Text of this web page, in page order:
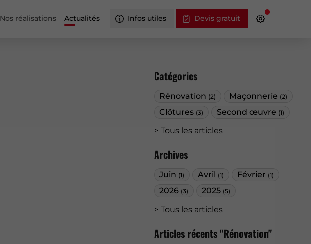
Nos réalisations Actualités Infos utiles Devis gratuit
Catégories
Rénovation (2) Maçonnerie (2)
Clôtures (3) Second œuvre (1)
Tous les articles
Archives
Juin (1) Avril (1) Février (1)
2026 (3) 2025 (5)
Tous les articles
Articles récents "Rénovation"